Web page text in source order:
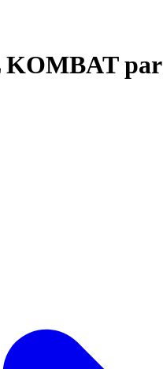
KOMBAT par